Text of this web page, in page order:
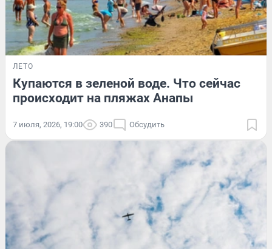
ЛЕТО
Купаются в зеленой воде. Что сейчас
происходит на пляжах Анапы
7 июля, 2026, 19:00 390 Обсудить